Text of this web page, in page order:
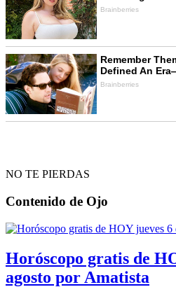
NO TE PIERDAS
Contenido de Ojo
Horóscopo gratis de
agosto por Amatista